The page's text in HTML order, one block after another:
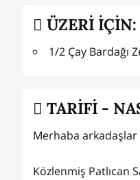
ÜZERİ İÇİN:
1/2 Çay Bardağı
TARİFİ -
Merhaba
Közlenmiş Patlıcan